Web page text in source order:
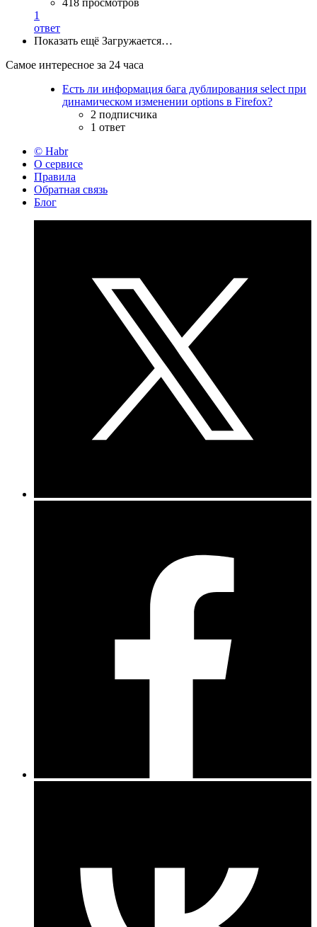
418 просмотров
1
ответ
Показать ещё Загружается…
Самое интересное за 24 часа
Есть ли информация бага дублирования select при
динамическом изменении options в Firefox?
2 подписчика
1 ответ
© Habr
О сервисе
Правила
Обратная связь
Блог